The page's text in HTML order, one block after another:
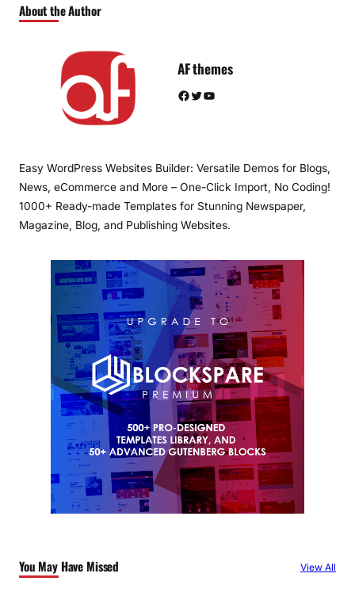
About the Author
AF themes
Facebook Twitter YouTube
Easy WordPress Websites Builder: Versatile Demos for Blogs,
News, eCommerce and More – One-Click Import, No Coding!
1000+ Ready-made Templates for Stunning Newspaper,
Magazine, Blog, and Publishing Websites.
You May Have Missed View All